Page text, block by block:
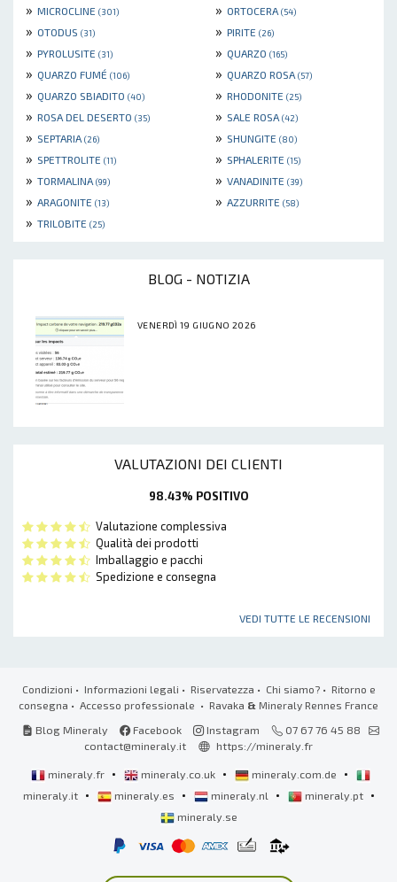
» MICROCLINE (301) » ORTOCERA (54)
» OTODUS (31) » PIRITE (26)
» PYROLUSITE (31) » QUARZO (165)
» QUARZO FUMÉ (106) » QUARZO ROSA (57)
» QUARZO SBIADITO (40) » RHODONITE (25)
» ROSA DEL DESERTO (35) » SALE ROSA (42)
» SEPTARIA (26) » SHUNGITE (80)
» SPETTROLITE (11) » SPHALERITE (15)
» TORMALINA (99) » VANADINITE (39)
» ARAGONITE (13) » AZZURRITE (58)
» TRILOBITE (25)
BLOG - NOTIZIA
VENERDÌ 19 GIUGNO 2026
VALUTAZIONI DEI CLIENTI
98.43% POSITIVO
Valutazione complessiva
Qualità dei prodotti
Imballaggio e pacchi
Spedizione e consegna
VEDI TUTTE LE RECENSIONI
Condizioni • Informazioni legali • Riservatezza • Chi siamo?• Ritorno e
consegna • Accesso professionale • Ravaka & Mineraly Rennes France
Blog Mineraly
Facebook Instagram
07 67 76 45 88
contact@mineraly.it
https://mineraly.fr
mineraly.fr • mineraly.co.uk • mineraly.com.de •
mineraly.it • mineraly.es • mineraly.nl • mineraly.pt •
mineraly.se